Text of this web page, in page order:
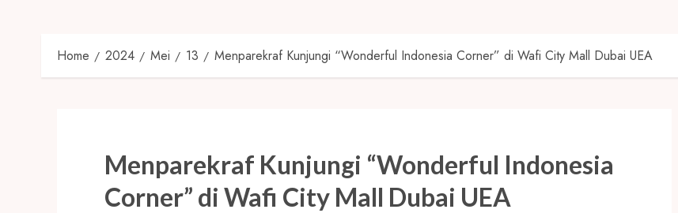
Home 2024 Mei 13 Menparekraf Kunjungi “Wonderful Indonesia Corner” di Wafi City Mall Dubai UEA
Menparekraf Kunjungi “Wonderful Indonesia
Corner” di Wafi City Mall Dubai UEA